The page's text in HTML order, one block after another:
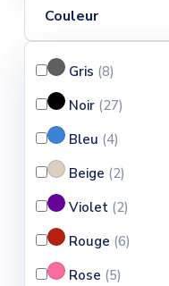
Couleur
Gris (8)
Noir (27)
Bleu (4)
Beige (2)
Violet (2)
Rouge (6)
Rose (5)